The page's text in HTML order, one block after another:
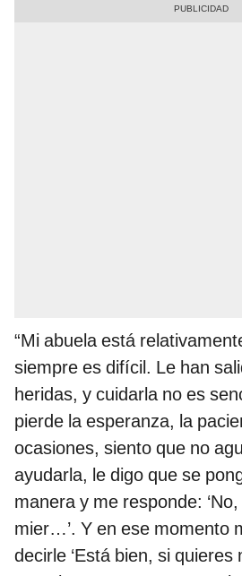
“Mi abuela está
siempre es difícil. Le han
heridas, y cuidarla no es
pierde la esperanza, la
ocasiones, siento que no
ayudarla, le digo que se
manera y me responde:
mier…’. Y en ese momento
decirle ‘Está bien, si quieres